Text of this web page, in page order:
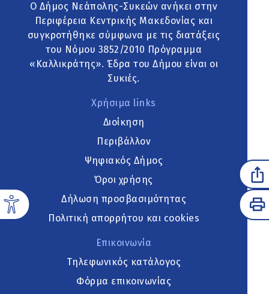
Ο Δήμος Νεάπολης-Συκεών ανήκει στην
Περιφέρεια Κεντρικής Μακεδονίας και
συγκροτήθηκε σύμφωνα με τις διατάξεις
του Νόμου 3852/2010 Πρόγραμμα
«Καλλικράτης». Έδρα του Δήμου είναι οι
Συκιές.
Χρήσιμα links
Διοίκηση
Περιβάλλον
Ψηφιακός Δήμος
Όροι χρήσης
Δήλωση προσβασιμότητας
Πολιτική απορρήτου και cookies
Επικοινωνία
Τηλεφωνικός κατάλογος
Φόρμα επικοινωνίας